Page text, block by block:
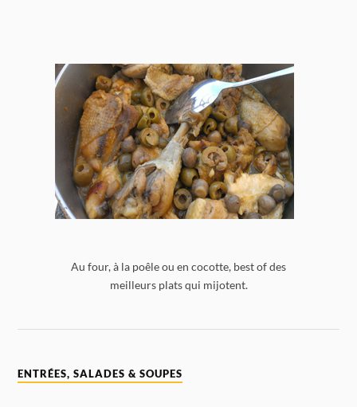
Au four, à la poêle ou en cocotte, best of des
meilleurs plats qui mijotent.
ENTRÉES, SALADES & SOUPES